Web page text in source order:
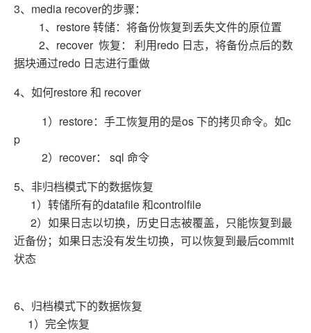
3、media recover的步骤：
1、restore 转储：将备份恢复到丢失文件的原位置
2、recover 恢复： 利用redo 日志，将备份点后的数
据块通过redo 日志进行重做
4、如何restore 和 recover
1）restore：手工恢复用的是os 下的拷贝命令。如c
p
2）recover： sql 命令
5、非归档模式下的数据恢复
1）转储所有的datafile 和controlfile
2）如果日志以切换，历史日志被覆盖，只能恢复到最
近备份；如果日志没有发生切换，可以恢复到最后commit
状态
6、归档模式下的数据恢复
1）完全恢复